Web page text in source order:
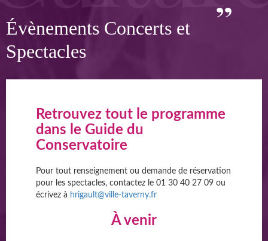
Évènements Concerts et
Spectacles
Retrouvez tout le programme
dans le Guide du
Conservatoire
Pour tout renseignement ou demande de réservation
pour les spectacles, contactez le 01 30 40 27 09 ou
écrivez à hrigault@ville-taverny.fr
À venir